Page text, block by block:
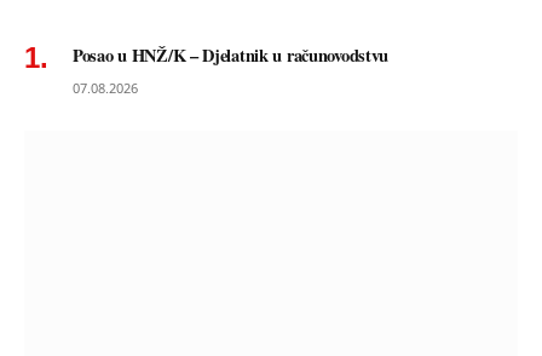
Posao u HNŽ/K – Djelatnik u računovodstvu
07.08.2026